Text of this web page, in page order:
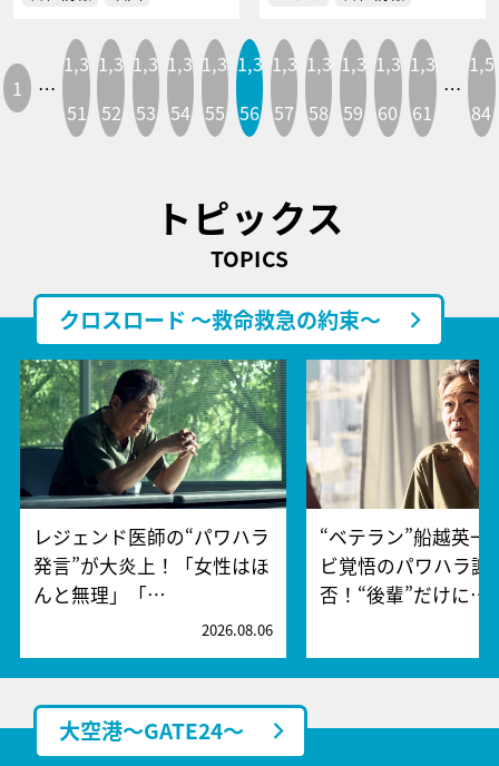
1 …
1,3
51
1,3
52
1,3
53
1,3
54
1,3
55
1,3
56
1,3
57
1,3
58
1,3
59
1,3
60
1,3
61
…
1,5
84
トピックス
TOPICS
クロスロード ～救命救急の約束～
レジェンド医師の“パワハラ
発言”が大炎上！「女性はほ
んと無理」「…
2026.08.06
“ベテラン”船越英一
ビ覚悟のパワハラ謝
否！“後輩”だけに…
大空港～GATE24～